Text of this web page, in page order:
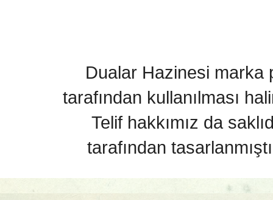
Dualar Hazinesi marka
tarafından kullanılması
Telif hakkımız da
tarafından